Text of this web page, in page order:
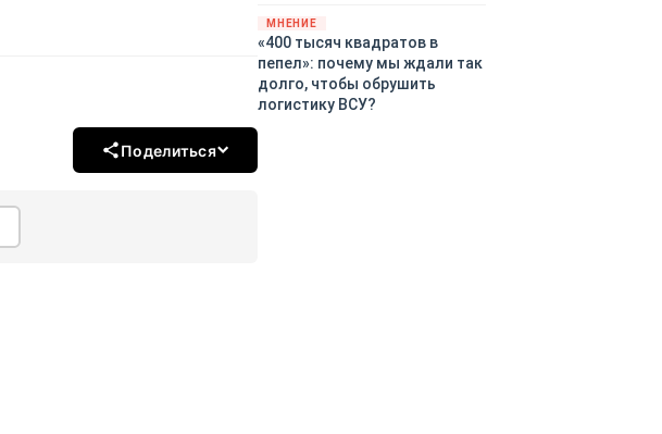
Поделиться
МНЕНИЕ
«400 тысяч квадратов в
пепел»: почему мы ждали так
долго, чтобы обрушить
логистику ВСУ?